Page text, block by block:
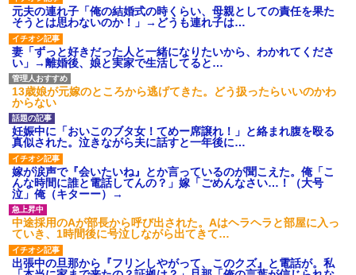
義父「事故を起こす前に免許
を返そうと思う」私「その決断
は立派ですね…」→義父の一言
に胸が熱くなって…
ハードオフに売っていた4万
4000円のフィギュアがヤバすぎ
るｗｗｗｗｗｗ「こんな高い
の？ｗｗ」「逆に超安い」
私「ちょっと、人の家の金庫
触らないでよ！」キチママ『そ
こに金庫があったから、開けて
みようとしただけ☆』義兄「泥
は出てけ！二度と来るな！」結
果・・・
私「初めて飲む味だけどなん
のお茶？」彼「ちっ！」私「」
【GIF】JSのカンチョーワロ
タ
後続車にクラクションを鳴ら
され彼氏が逆切れ。「何クラク
ション鳴らしてんだ！降りてこ
いよ！」と怒鳴りだし...
と、園ママが私の財布をいじっ
た形跡が・・・
子）を連れて家を出て行った。
前妻に育児放棄され22歳にもな
い娘を妻に任せておけないので
娘だけでも返して欲しい
って私が見ると負けることがす
ごく多い気がしてる
主な税金の成り立ちを調べて
元夫の連れ子「俺の結婚式の時くらい、母親としての責任を果た
そうとは思わないのか！」→どうも連れ子は…
妻「ずっと好きだった人と一緒になりたいから、わかれてくださ
い」→離婚後、娘と実家で生活してると…
13歳娘が元嫁のところから逃げてきた。どう扱ったらいいのかわ
からない
妊娠中に「おいこのブタ女！てめー席譲れ！」と絡まれ腹を殴る
真似された。泣きながら夫に話すと一年後に…
嫁が涙声で『会いたいね』とか言っているのが聞こえた。俺「こ
んな時間に誰と電話してんの？」嫁「ごめんなさい…！（大号
泣」俺（キターー）→
中途採用のAが部長から呼び出された。Aはヘラヘラと部屋に入っ
ていき、1時間後に号泣しながら出てきて…
出張中の旦那から『フリンしやがって、このクズ』と電話が。私